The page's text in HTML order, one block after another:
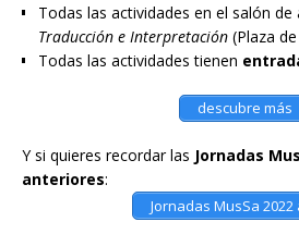
Todas las actividades en el salón de
Traducción e Interpretación (Plaza
Todas las actividades tienen
descubre más
Y si quieres recordar las Jornadas
anteriores:
Jornadas MusSa 2022